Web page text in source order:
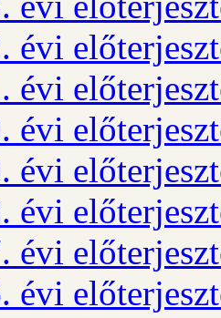
évi
évi
évi
évi
évi
évi
évi